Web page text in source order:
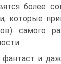
более
которые
самого
фантаст и